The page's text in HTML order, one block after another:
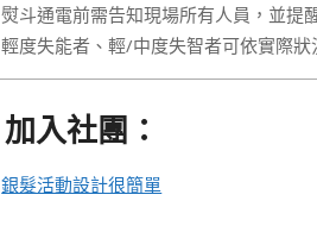
熨斗通電前需告知現場所有人員，並提
輕度失能者、輕/中度失智者可依實際
加入社團：
銀髮活動設計很簡單